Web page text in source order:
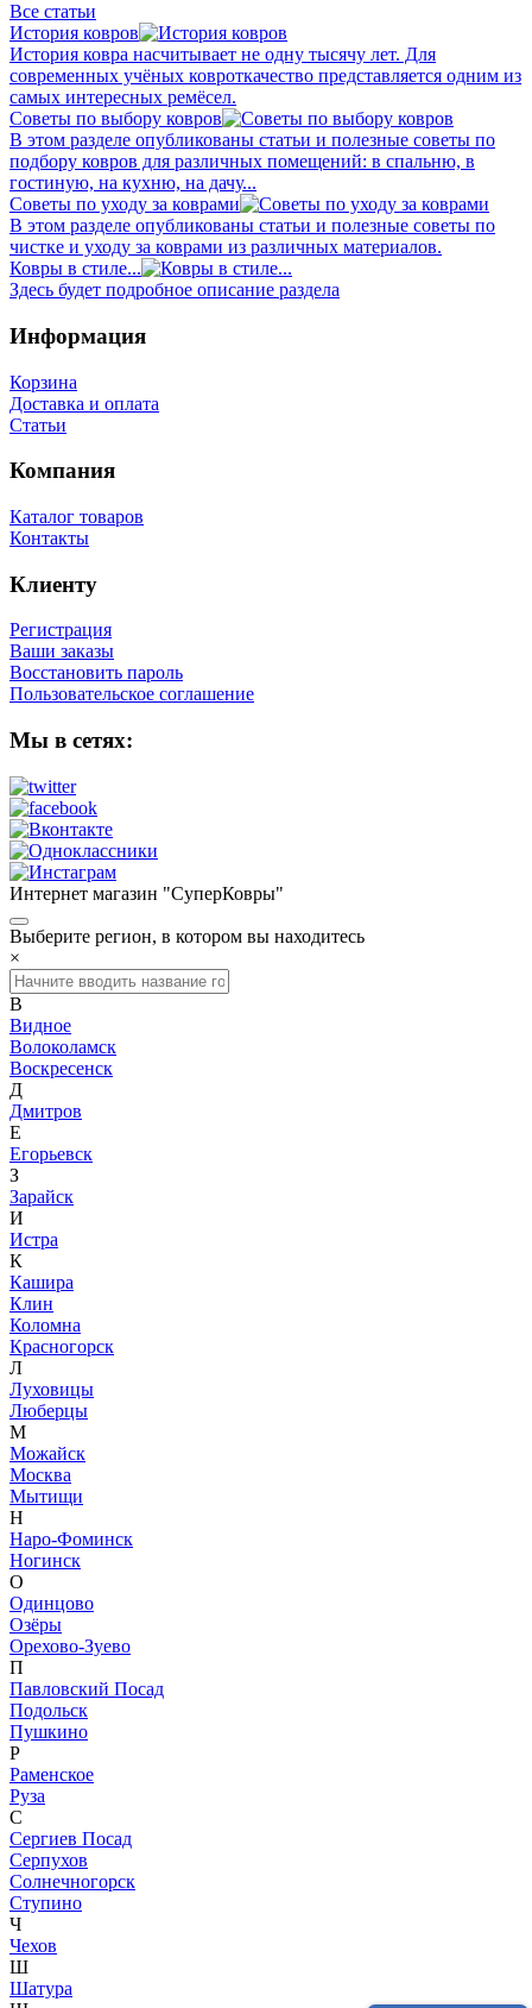
Все статьи
История ковров
История ковра насчитывает не одну тысячу лет. Для
современных учёных ковроткачество представляется одним из
самых интересных ремёсел.
Советы по выбору ковров
В этом разделе опубликованы статьи и полезные советы по
подбору ковров для различных помещений: в спальню, в
гостиную, на кухню, на дачу...
Советы по уходу за коврами
В этом разделе опубликованы статьи и полезные советы по
чистке и уходу за коврами из различных материалов.
Ковры в стиле...
Здесь будет подробное описание раздела
Информация
Корзина
Доставка и оплата
Статьи
Компания
Каталог товаров
Контакты
Клиенту
Регистрация
Ваши заказы
Восстановить пароль
Пользовательское соглашение
Мы в сетях:
Интернет магазин "СуперКовры"
Выберите регион, в котором вы находитесь
×
В
Видное
Волоколамск
Воскресенск
Д
Дмитров
Е
Егорьевск
З
Зарайск
И
Истра
К
Кашира
Клин
Коломна
Красногорск
Л
Луховицы
Люберцы
М
Можайск
Москва
Мытищи
Н
Наро-Фоминск
Ногинск
О
Одинцово
Озёры
Орехово-Зуево
П
Павловский Посад
Подольск
Пушкино
Р
Раменское
Руза
С
Сергиев Посад
Серпухов
Солнечногорск
Ступино
Ч
Чехов
Ш
Шатура